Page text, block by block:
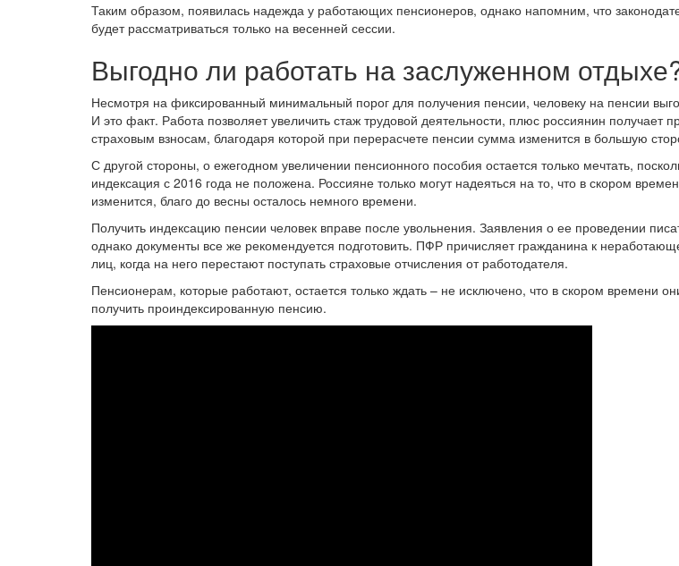
Таким образом, появилась надежда у работающих пенсионеров, однако напомним, что
будет рассматриваться только на весенней сессии.
Выгодно ли работать на заслуженном
Несмотря на фиксированный минимальный порог для получения пенсии, человеку на пенсии
И это факт. Работа позволяет увеличить стаж трудовой деятельности, плюс россиянин получает
страховым взносам, благодаря которой при перерасчете пенсии сумма изменится в большую
С другой стороны, о ежегодном увеличении пенсионного пособия остается только мечтать,
индексация с 2016 года не положена. Россияне только могут надеяться на то, что в скором
изменится, благо до весны осталось немного времени.
Получить индексацию пенсии человек вправе после увольнения. Заявления о ее проведении
однако документы все же рекомендуется подготовить. ПФР причисляет гражданина к
лиц, когда на него перестают поступать страховые отчисления от работодателя.
Пенсионерам, которые работают, остается только ждать – не исключено, что в скором времени
получить проиндексированную пенсию.